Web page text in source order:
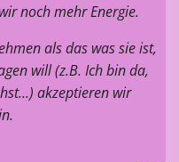
noch mehr Energie.
als das was sie ist,
will (z.B. Ich bin da,
akzeptieren wir